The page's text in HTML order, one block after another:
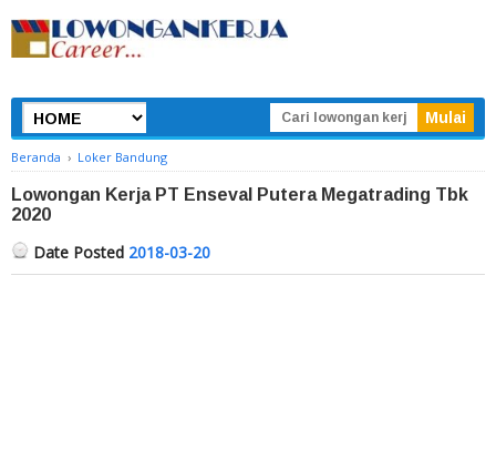
Beranda › Loker Bandung
Lowongan Kerja PT Enseval Putera Megatrading Tbk
2020
Date Posted 2018-03-20